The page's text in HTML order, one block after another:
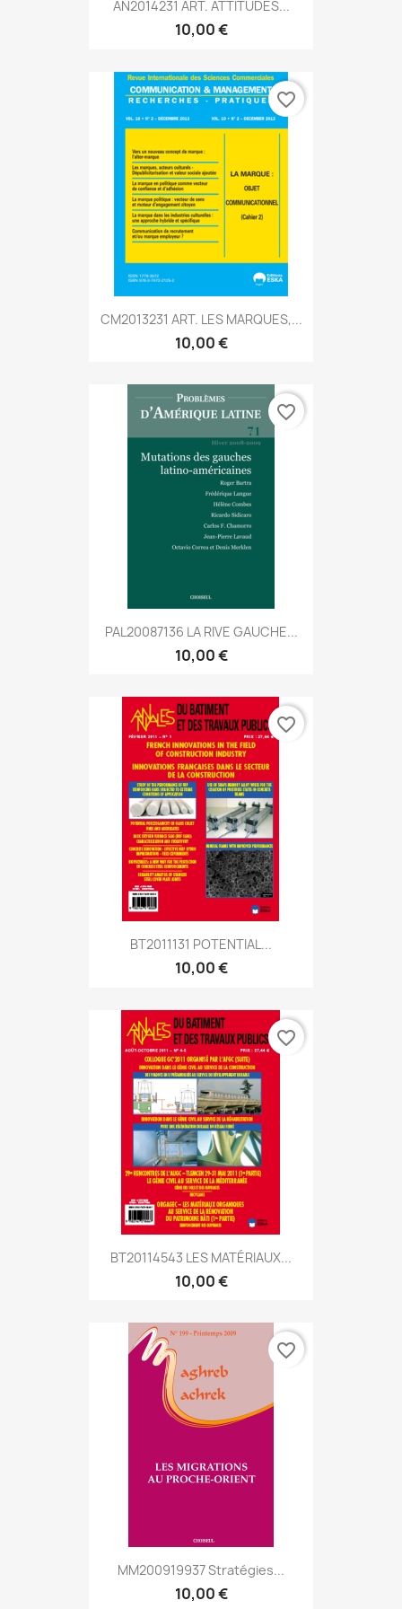
AN2014231 ART. ATTITUDES...
10,00 €
CM2013231 ART. LES MARQUES,...
10,00 €
favorite_border
PAL20087136 LA RIVE GAUCHE...
10,00 €
favorite_border
BT2011131 POTENTIAL...
10,00 €
favorite_border
BT20114543 LES MATÉRIAUX...
10,00 €
favorite_border
MM200919937 Stratégies...
10,00 €
favorite_border